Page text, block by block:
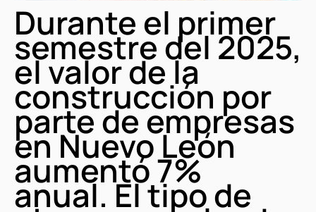
Durante el primer
semestre del 2025,
el valor de la
construcción por
parte de empresas
en Nuevo León
aumentó 7%
anual. El tipo de